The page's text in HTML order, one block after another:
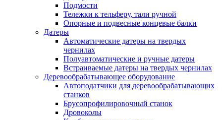
Подмости
Тележки к тельферу, тали ручной
Опорные и подвесные концевые балки
Датеры
Автоматические датеры на твердых
чернилах
Полуавтоматические и ручные датеры
Встраиваемые датеры на твердых чернилах
Деревообрабатывающее оборудование
Автоподатчики для деревообрабатывающих
станков
Брусопрофилировочный станок
Дровоколы